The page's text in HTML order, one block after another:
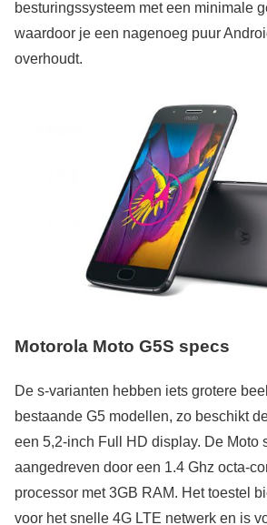
besturingssysteem met een minimale
waardoor je een nagenoeg puur
overhoudt.
Motorola Moto G5S specs
De s-varianten hebben iets grotere
bestaande G5 modellen, zo beschikt
een 5,2-inch Full HD display. De Moto
aangedreven door een 1.4 Ghz octa-
processor met 3GB RAM. Het toestel
voor het snelle 4G LTE netwerk en is